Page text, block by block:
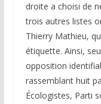
droite a choisi de
trois autres listes
Thierry Mathieu,
étiquette. Ainsi,
opposition
rassemblant huit
Écologistes, Parti